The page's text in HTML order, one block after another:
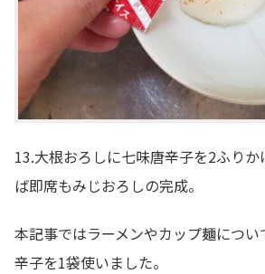
13.大根おろしに七味唐辛子を2ふり
ば即席もみじおろしの完成。
本記事ではラーメンやカップ麺につ
辛子を1袋使いました。